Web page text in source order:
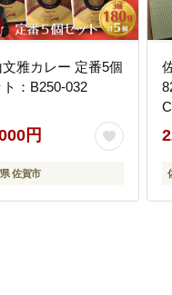
文雅カレー 定番5個
ト：B250-032
円
佐賀市